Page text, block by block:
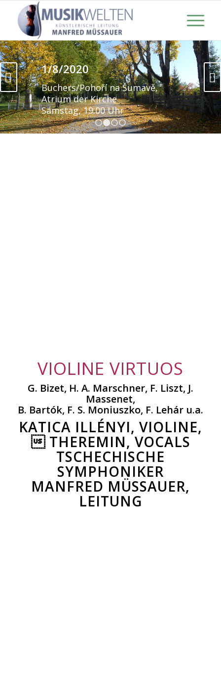
1/8/2020
Buchers/Pohoří na Šumavě,
Atrium der Kirche
Samstag, 19.00 Uhr
Next
1 2 3 4
VIOLINE VIRTUOS
G. Bizet, H. A. Marschner, F. Liszt, J.
Massenet,
B. Bartók, F. S. Moniuszko, F. Lehár u.a.
KATICA ILLÉNYI, VIOLINE,
THEREMIN, VOCALS
TSCHECHISCHE
SYMPHONIKER
MANFRED MÜSSAUER,
LEITUNG